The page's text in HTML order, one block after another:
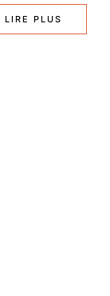
LIRE PLUS